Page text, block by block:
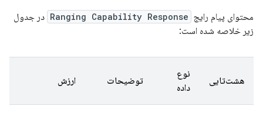
محتوای پیام رایج Ranging Capability Response در جدول
زیر خلاصه شده است:
هشت‌تایی
نوع
داده
توضیحات ارزش